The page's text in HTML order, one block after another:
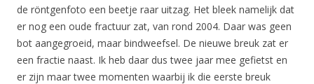
de röntgenfoto een beetje raar uitzag. Het bleek namelijk dat
er nog een oude fractuur zat, van rond 2004. Daar was geen
bot aangegroeid, maar bindweefsel. De nieuwe breuk zat er
een fractie naast. Ik heb daar dus twee jaar mee gefietst en
er zijn maar twee momenten waarbij ik die eerste breuk